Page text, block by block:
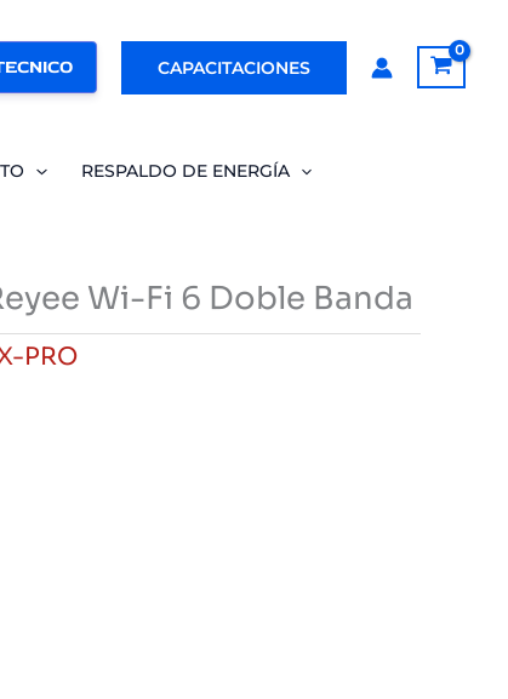
CAPACITACIONES
RESPALDO DE ENERGÍA
Wi-Fi 6 Doble Banda
PRO